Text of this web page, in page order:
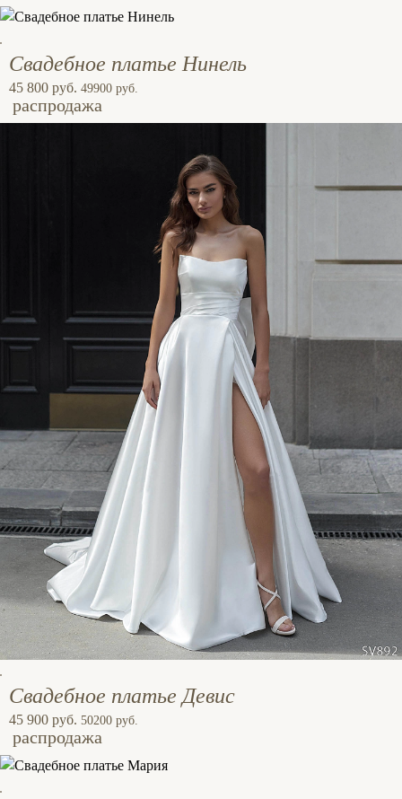
Свадебное платье Нинель
45 800 руб. 49900 руб.
распродажа
Свадебное платье Девис
45 900 руб. 50200 руб.
распродажа